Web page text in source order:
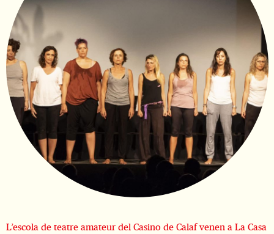
L’escola de teatre amateur del Casino de Calaf venen a La Casa